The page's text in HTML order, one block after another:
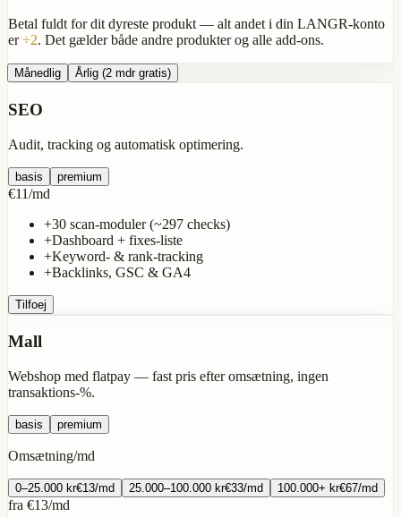
Betal fuldt for dit dyreste produkt — alt andet i din LANGR-konto
er÷2. Det gælder både andre produkter og alle add-ons.
Månedlig Årlig (2 mdr gratis)
SEO
Audit, tracking og automatisk optimering.
basis premium
€11/md
+30 scan-moduler (~297 checks)
+Dashboard + fixes-liste
+Keyword- & rank-tracking
+Backlinks, GSC & GA4
Tilfoej
Mall
Webshop med flatpay — fast pris efter omsætning, ingen
transaktions-%.
basis premium
Omsætning/md
0–25.000 kr€13/md 25.000–100.000 kr€33/md 100.000+ kr€67/md
fra €13/md